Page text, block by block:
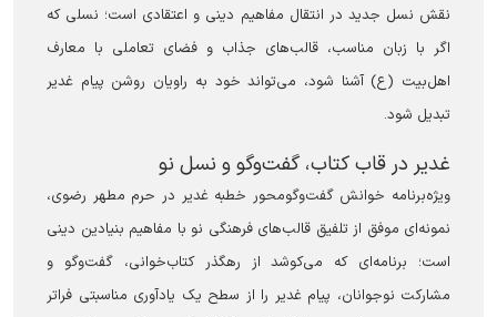
نقش نسل جدید در انتقال مفاهیم دینی و اعتقادی است؛ نسلی که
اگر با زبان مناسب، قالب‌های جذاب و فضای تعاملی با معارف
اهل‌بیت (ع) آشنا شود، می‌تواند خود به راویان روشن پیام غدیر
تبدیل شود.
غدیر در قاب کتاب، گفت‌و‌گو و نسل نو
ویژه‌برنامه خوانش گفت‌وگومحور خطبه غدیر در حرم مطهر رضوی،
نمونه‌ای موفق از تلفیق قالب‌های فرهنگی نو با مفاهیم بنیادین دینی
است؛ برنامه‌ای که می‌کوشد از رهگذر کتاب‌خوانی، گفت‌و‌گو و
مشارکت نوجوانان، پیام غدیر را از سطح یک یادآوری مناسبتی فراتر